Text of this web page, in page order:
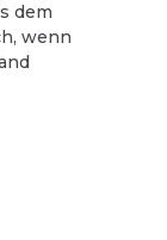
dem
wenn